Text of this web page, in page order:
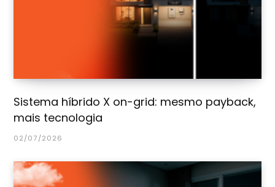
Sistema híbrido X on-grid: mesmo payback,
mais tecnologia
02/07/2026